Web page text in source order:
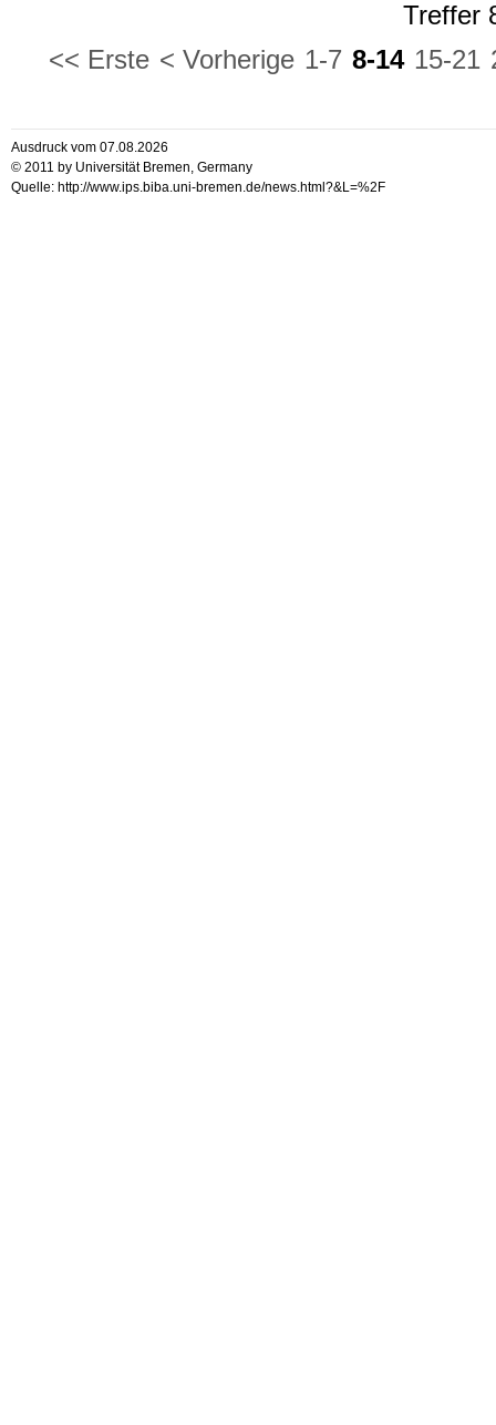
Treffer
<< Erste < Vorherige 1-7 8-14 15-21
Ausdruck vom 07.08.2026
© 2011 by Universität Bremen, Germany
Quelle: http://www.ips.biba.uni-bremen.de/news.html?&L=%2F